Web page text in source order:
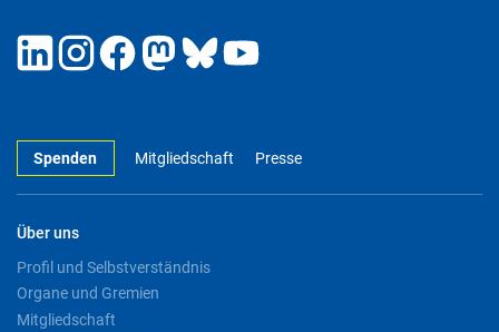
Spenden Mitgliedschaft Presse
Über uns
Profil und Selbstverständnis
Organe und Gremien
Mitgliedschaft